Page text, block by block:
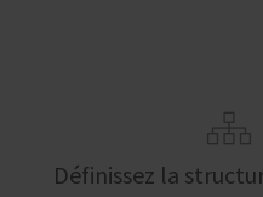
Définissez la